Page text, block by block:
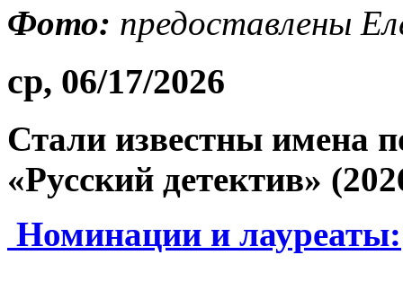
Фото: предоставлены
ср, 06/17/2026
Стали известны имена
«Русский детектив»
Номинации и лауреаты: